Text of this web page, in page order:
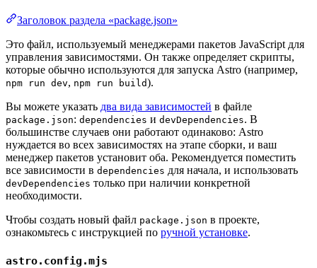
Заголовок раздела «package.json»
Это файл, используемый менеджерами пакетов JavaScript для
управления зависимостями. Он также определяет скрипты,
которые обычно используются для запуска Astro (например,
npm run dev, npm run build).
Вы можете указать два вида зависимостей в файле
package.json: dependencies и devDependencies. В
большинстве случаев они работают одинаково: Astro
нуждается во всех зависимостях на этапе сборки, и ваш
менеджер пакетов установит оба. Рекомендуется поместить
все зависимости в dependencies для начала, и использовать
devDependencies только при наличии конкретной
необходимости.
Чтобы создать новый файл package.json в проекте,
ознакомьтесь с инструкцией по ручной установке.
astro.config.mjs